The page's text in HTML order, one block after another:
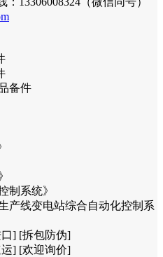
备件
制系统》
产线变电站综合自动化控制系
] [拆包防伪]
] [欢迎询价]